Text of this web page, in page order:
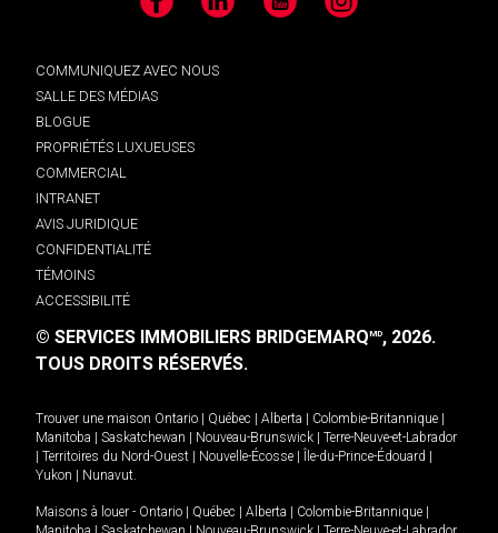
Facebook LinkedIn YouTube Instagram
COMMUNIQUEZ AVEC NOUS
SALLE DES MÉDIAS
BLOGUE
PROPRIÉTÉS LUXUEUSES
COMMERCIAL
INTRANET
AVIS JURIDIQUE
CONFIDENTIALITÉ
TÉMOINS
ACCESSIBILITÉ
© SERVICES IMMOBILIERS BRIDGEMARQMD, 2026.
TOUS DROITS RÉSERVÉS.
Trouver une maison Ontario | Québec | Alberta | Colombie-Britannique |
Manitoba | Saskatchewan | Nouveau-Brunswick | Terre-Neuve-et-Labrador
| Territoires du Nord-Ouest | Nouvelle-Écosse | Île-du-Prince-Édouard |
Yukon | Nunavut.
Maisons à louer - Ontario | Québec | Alberta | Colombie-Britannique |